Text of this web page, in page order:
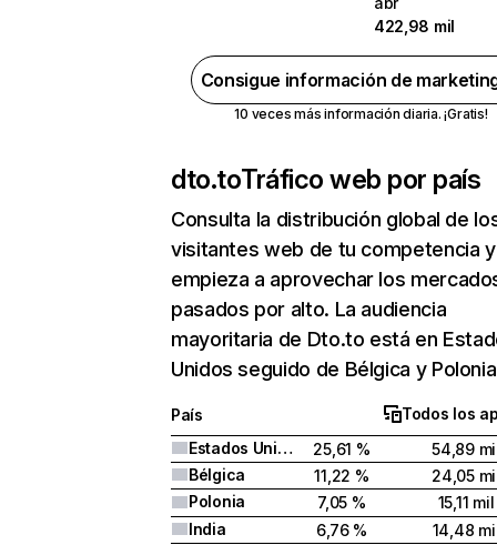
422,98 mil
Consigue información de
10 veces más información diaria. ¡Gratis!
dto.toTráfico web por país
Consulta la distribución global de
visitantes web de tu competencia y
empieza a aprovechar los
pasados por alto. La audiencia
mayoritaria de Dto.to está en
Unidos seguido de Bélgica y
País
Todos los
Estados Unidos
25,61 %
54,89
Bélgica
11,22 %
24,05
Polonia
7,05 %
15,11 mil
India
6,76 %
14,48